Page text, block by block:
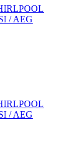
/ AEG
/ AEG